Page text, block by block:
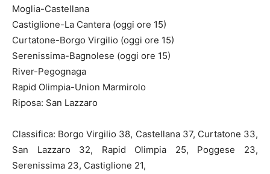
Moglia-Castellana
Castiglione-La Cantera (oggi ore 15)
Curtatone-Borgo Virgilio (oggi ore 15)
Serenissima-Bagnolese (oggi ore 15)
River-Pegognaga
Rapid Olimpia-Union Marmirolo
Riposa: San Lazzaro
Classifica: Borgo Virgilio 38, Castellana 37, Curtatone 33,
San Lazzaro 32, Rapid Olimpia 25, Poggese 23,
Serenissima 23, Castiglione 21,